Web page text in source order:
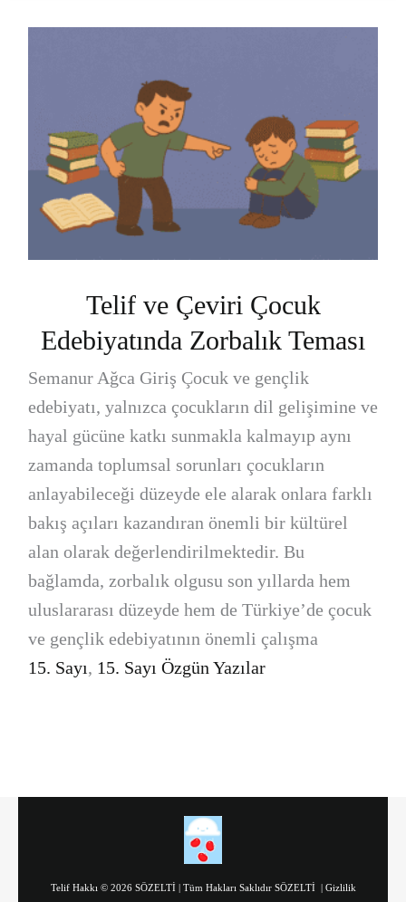
Telif ve Çeviri Çocuk
Edebiyatında Zorbalık Teması
Semanur Ağca Giriş Çocuk ve gençlik
edebiyatı, yalnızca çocukların dil gelişimine ve
hayal gücüne katkı sunmakla kalmayıp aynı
zamanda toplumsal sorunları çocukların
anlayabileceği düzeyde ele alarak onlara farklı
bakış açıları kazandıran önemli bir kültürel
alan olarak değerlendirilmektedir. Bu
bağlamda, zorbalık olgusu son yıllarda hem
uluslararası düzeyde hem de Türkiye’de çocuk
ve gençlik edebiyatının önemli çalışma
15. Sayı, 15. Sayı Özgün Yazılar
Telif Hakkı © 2026 SÖZELTİ | Tüm Hakları Saklıdır SÖZELTİ | Gizlilik